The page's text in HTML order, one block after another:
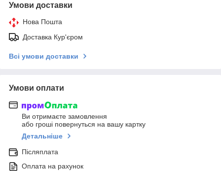
Умови доставки
Нова Пошта
Доставка Кур'єром
Всі умови доставки
Умови оплати
Ви отримаєте замовлення
або гроші повернуться на вашу картку
Детальніше
Післяплата
Оплата на рахунок